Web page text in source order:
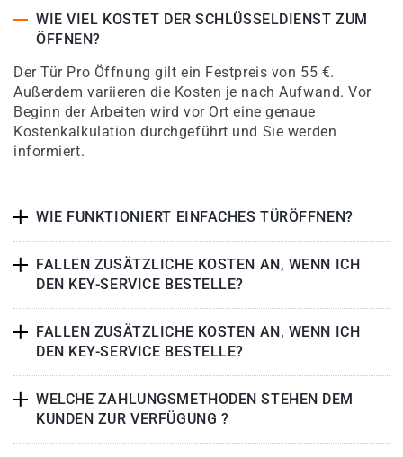
WIE VIEL KOSTET DER SCHLÜSSELDIENST ZUM
ÖFFNEN?
Der Tür Pro Öffnung gilt ein Festpreis von 55 €.
Außerdem variieren die Kosten je nach Aufwand. Vor
Beginn der Arbeiten wird vor Ort eine genaue
Kostenkalkulation durchgeführt und Sie werden
informiert.
WIE FUNKTIONIERT EINFACHES TÜRÖFFNEN?
FALLEN ZUSÄTZLICHE KOSTEN AN, WENN ICH
DEN KEY-SERVICE BESTELLE?
FALLEN ZUSÄTZLICHE KOSTEN AN, WENN ICH
DEN KEY-SERVICE BESTELLE?
WELCHE ZAHLUNGSMETHODEN STEHEN DEM
KUNDEN ZUR VERFÜGUNG ?